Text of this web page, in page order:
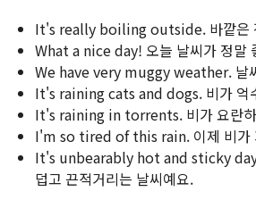
It's really boiling outside. 바깥은
What a nice day! 오늘 날씨가 정말
We have very muggy weather. 날
It's raining cats and dogs. 비가 억
It's raining in torrents. 비가 요란
I'm so tired of this rain. 이제 비가
It's unbearably hot and sticky
덥고 끈적거리는 날씨예요.